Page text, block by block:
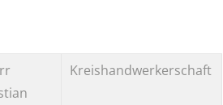
Kreishandwerkerschaft